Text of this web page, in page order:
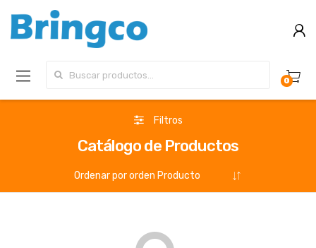
Buscar por:
0
Filtros
Catálogo de Productos